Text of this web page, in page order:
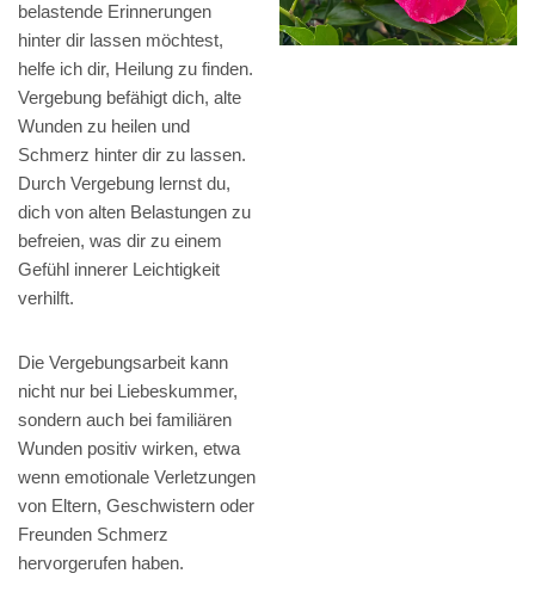
belastende Erinnerungen
hinter dir lassen möchtest,
helfe ich dir, Heilung zu finden.
Vergebung befähigt dich, alte
Wunden zu heilen und
Schmerz hinter dir zu lassen.
Durch Vergebung lernst du,
dich von alten Belastungen zu
befreien, was dir zu einem
Gefühl innerer Leichtigkeit
verhilft.
Die Vergebungsarbeit kann
nicht nur bei Liebeskummer,
sondern auch bei familiären
Wunden positiv wirken, etwa
wenn emotionale Verletzungen
von Eltern, Geschwistern oder
Freunden Schmerz
hervorgerufen haben.